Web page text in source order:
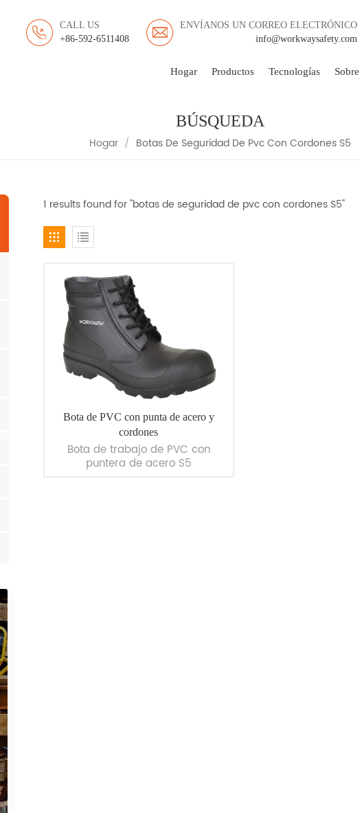
CALL US
+86-592-6511408
ENVÍANOS UN CORREO ELECTRÓNICO
info@workwaysafety.com
Hogar Productos Tecnologías
BÚSQUEDA
Hogar / Botas De Seguridad De Pvc Con Cordones S5
1 results found for "botas de seguridad de pvc con cordones S5"
Bota de PVC con punta de acero y
cordones
Bota de trabajo de PVC con
puntera de acero S5